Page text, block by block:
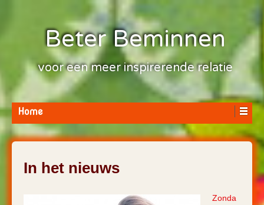
Beter Beminnen
voor een meer inspirerende relatie
Home
In het nieuws
Zonda